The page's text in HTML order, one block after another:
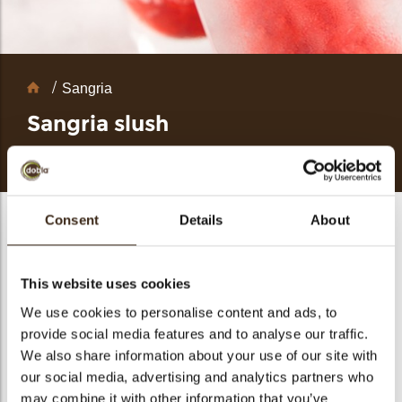
Consent Details About
This website uses cookies
We use cookies to personalise content and ads, to
provide social media features and to analyse our traffic.
We also share information about your use of our site with
our social media, advertising and analytics partners who
may combine it with other information that you’ve
Sangria slush
Chocolate
Sangria
Ijs dessert geïnspireerd door Sangria.
Voorbereiding
Sangria slush
1000g Rode wijn
100g Triple Sec
100g Brandy
100g Suiker
50g Honing
4g Gelatine
2stuks Kardamom